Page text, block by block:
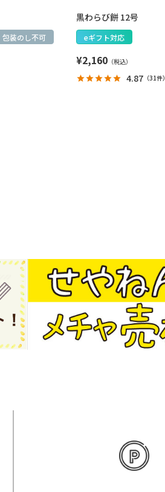
包装のし不可
黒わらび餅 12号
eギフト対応
¥2,160
4.87（31件）